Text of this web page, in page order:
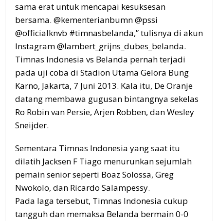
sama erat untuk mencapai kesuksesan
bersama. @kementerianbumn @pssi
@officialknvb #timnasbelanda,” tulisnya di akun
Instagram @lambert_grijns_dubes_belanda.
Timnas Indonesia vs Belanda pernah terjadi
pada uji coba di Stadion Utama Gelora Bung
Karno, Jakarta, 7 Juni 2013. Kala itu, De Oranje
datang membawa gugusan bintangnya sekelas
Ro Robin van Persie, Arjen Robben, dan Wesley
Sneijder.
Sementara Timnas Indonesia yang saat itu
dilatih Jacksen F Tiago menurunkan sejumlah
pemain senior seperti Boaz Solossa, Greg
Nwokolo, dan Ricardo Salampessy.
Pada laga tersebut, Timnas Indonesia cukup
tangguh dan memaksa Belanda bermain 0-0